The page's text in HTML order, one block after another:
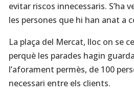
evitar riscos innecessaris. S’ha
les persones que hi han anat a
La plaça del Mercat, lloc on se
perquè les parades hagin
l’aforament permès, de 100
necessari entre els clients.